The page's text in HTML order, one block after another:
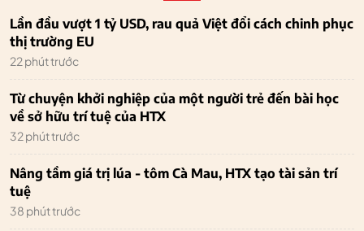
Lần đầu vượt 1 tỷ USD, rau quả Việt đổi cách chinh phục
thị trường EU
22 phút trước
Từ chuyện khởi nghiệp của một người trẻ đến bài học
về sở hữu trí tuệ của HTX
32 phút trước
Nâng tầm giá trị lúa - tôm Cà Mau, HTX tạo tài sản trí
tuệ
38 phút trước